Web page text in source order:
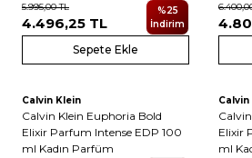
5.995,00TL
4.496,25 TL
%25
İndirim
Sepete Ekle
Yeni
Calvin Klein
Calvin Klein Euphoria Bold
Elixir Parfum Intense EDP 100
ml Kadın Parfüm
Yeni
Elixir
ml